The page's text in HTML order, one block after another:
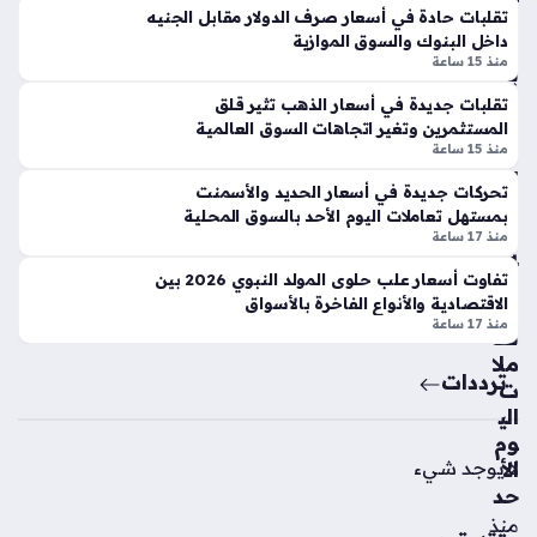
س
ي
يح
س
م
ص
فق
ة
انت
قا
ل
الن
ج
م
الإ
سب
ان
ي
سي
رج
بر
ي
بالأ
س
وا
ق
الم
ص
ري
ة
خلا
ل
تعا
ملا
ت
الي
وم
الأ
حد
منذ
تقلبات حادة في أسعار صرف الدولار مقابل الجنيه
داخل البنوك والسوق الموازية
منذ 15 ساعة
تقلبات جديدة في أسعار الذهب تثير قلق
المستثمرين وتغير اتجاهات السوق العالمية
منذ 15 ساعة
تحركات جديدة في أسعار الحديد والأسمنت
بمستهل تعاملات اليوم الأحد بالسوق المحلية
منذ 17 ساعة
تفاوت أسعار علب حلوى المولد النبوي 2026 بين
الاقتصادية والأنواع الفاخرة بالأسواق
منذ 17 ساعة
ترددات
لا يوجد شيء